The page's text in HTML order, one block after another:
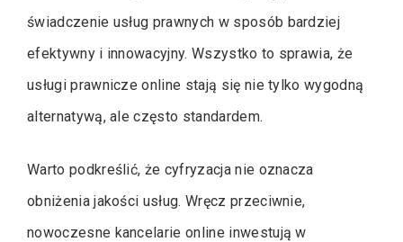
świadczenie usług prawnych w sposób bardziej
efektywny i innowacyjny. Wszystko to sprawia, że
usługi prawnicze online stają się nie tylko wygodną
alternatywą, ale często standardem.
Warto podkreślić, że cyfryzacja nie oznacza
obniżenia jakości usług. Wręcz przeciwnie,
nowoczesne kancelarie online inwestują w